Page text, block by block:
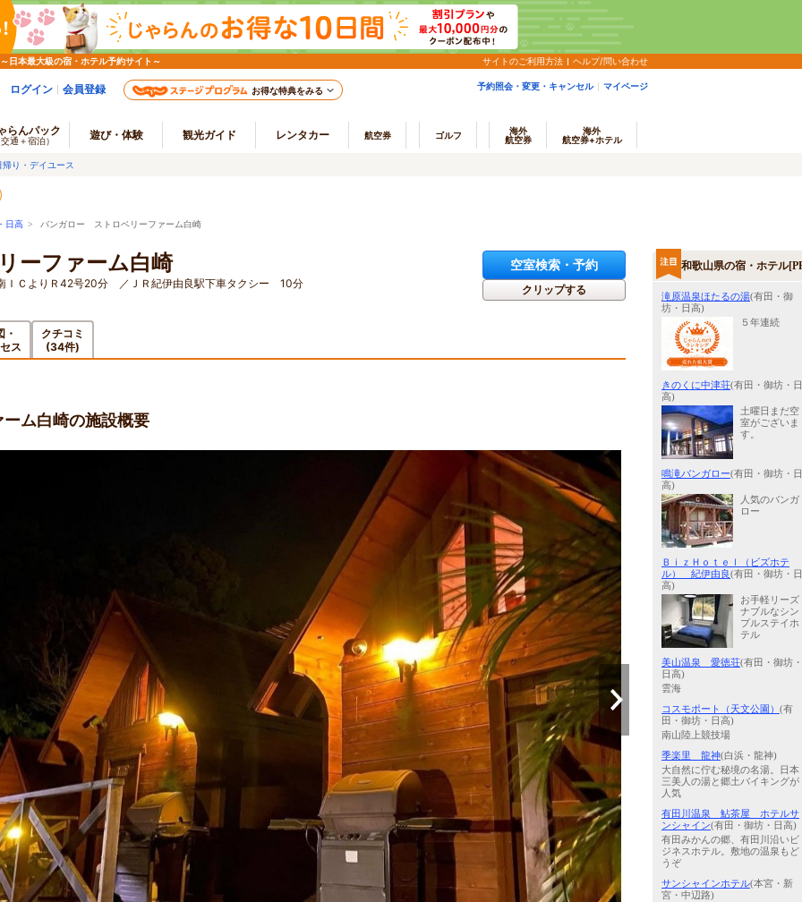
日本最大級の宿・ホテル予約サイト～ サイトのご利用方法 ヘルプ/問い合わせ
ログイン 会員登録 お得な特典をみる 予約照会・変更・キャンセル マイページ
らんパック
交通＋宿泊） 遊び・体験 観光ガイド レンタカー 航空券 ゴルフ
海外
航空券
海外
航空券+ホテル
帰り・デイユース
日高 > バンガロー ストロベリーファーム白崎
ーファーム白崎
ＩＣよりＲ42号20分 ／ＪＲ紀伊由良駅下車タクシー 10分
空室検索・予約
クリップする
・
ス
クチコミ
(34件)
ム白崎の施設概要
和歌山県の宿・ホテル
滝原温泉ほたるの湯(有田・御
坊・日高)
５年連続
きのくに中津荘(有田・御坊・日
高)
土曜日まだ空
室がございま
す。
鳴滝バンガロー(有田・御坊・日
高)
人気のバンガ
ロー
ＢｉｚＨｏｔｅｌ（ビズホテ
ル） 紀伊由良(有田・御坊・日
高)
お手軽リーズ
ナブルなシン
プルステイホ
テル
美山温泉 愛徳荘(有田・御坊・
日高)
雲海
コスモポート（天文公園） (有
田・御坊・日高)
南山陸上競技場
季楽里 龍神(白浜・龍神)
大自然に佇む秘境の名湯。日本
三美人の湯と郷土バイキングが
人気
有田川温泉 鮎茶屋 ホテルサ
ンシャイン(有田・御坊・日高)
有田みかんの郷、有田川沿いビ
ジネスホテル。敷地の温泉もど
うぞ
サンシャインホテル(本宮・新
宮・中辺路)